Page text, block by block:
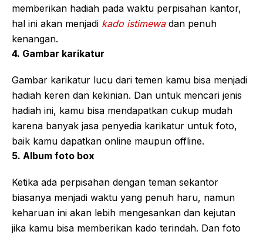
memberikan hadiah pada waktu perpisahan kantor,
hal ini akan menjadi kado istimewa dan penuh
kenangan.
4. Gambar karikatur
Gambar karikatur lucu dari temen kamu bisa menjadi
hadiah keren dan kekinian. Dan untuk mencari jenis
hadiah ini, kamu bisa mendapatkan cukup mudah
karena banyak jasa penyedia karikatur untuk foto,
baik kamu dapatkan online maupun offline.
5. Album foto box
Ketika ada perpisahan dengan teman sekantor
biasanya menjadi waktu yang penuh haru, namun
keharuan ini akan lebih mengesankan dan kejutan
jika kamu bisa memberikan kado terindah. Dan foto